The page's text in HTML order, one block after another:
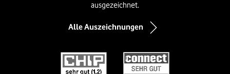
ausgezeichnet.
Alle Auszeichnungen